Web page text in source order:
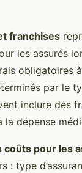
franchises
les assurés
obligatoires
par le
inclure des
dépense
coûts pour les
: type